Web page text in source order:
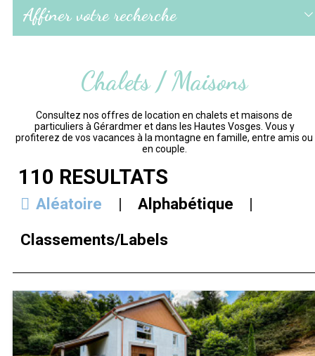
Affiner votre recherche
Chalets / Maisons
Consultez nos offres de location en chalets et maisons de
particuliers à Gérardmer et dans les Hautes Vosges. Vous y
profiterez de vos vacances à la montagne en famille, entre amis ou
en couple.
110 RÉSULTATS
Aléatoire
Alphabétique
Classements/Labels